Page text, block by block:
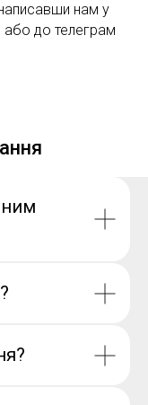
нам у
до телеграм